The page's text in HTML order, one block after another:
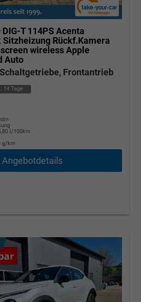
DIG-T 114PS Acenta
Rückf.Kamera
wireless Apple
Auto
Schaltgetriebe, Frontantrieb
14 Tage
l/100km
g/km
Angebotdetails